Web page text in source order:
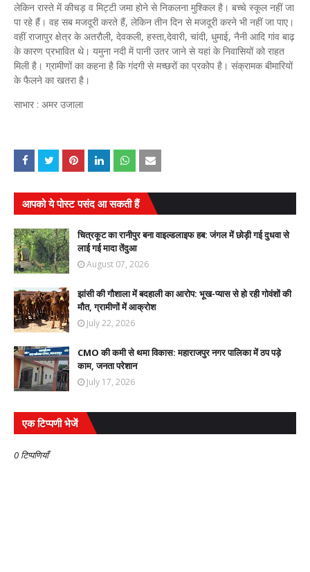
लेकिन रास्ते में कीचड़ व मिट्टी जमा होने से निकलना मुश्किल है। बच्चे स्कूल नहीं जा
पा रहे हैं। वह सब मजदूरी करते हैं, लेकिन तीन दिन से मजदूरी करने भी नहीं जा पाए।
वहीं राजापुर क्षेत्र के अतरौली, देवकली, हस्ता,देवारी, चांदी, धुमाई, नैनी आदि गांव बाढ़
के कारण प्रभावित थे। यमुना नदी में पानी उतर जाने से यहां के निवासियों को राहत
मिली है। ग्रामीणों का कहना है कि गंदगी से मच्छरों का प्रकोप है। संक्रामक बीमारियों
के फैलने का खतरा है।
साभार : अमर उजाला
आपको ये पोस्ट पसंद आ सकती हैं
चित्रकूट का रानीपुर बना वाइल्डलाइफ हब: जंगल में छोड़ी गई दुधवा से
लाई गई मादा तेंदुआ
August 07, 2026
झांसी की गौशाला में बदहाली का आरोप: भूख-प्यास से हो रही गोवंशों की
मौत, ग्रामीणों में आक्रोश
July 22, 2026
CMO की कमी से थमा विकास: महाराजपुर नगर पालिका में ठप पड़े
काम, जनता परेशान
July 17, 2026
एक टिप्पणी भेजें
0 टिप्पणियाँ